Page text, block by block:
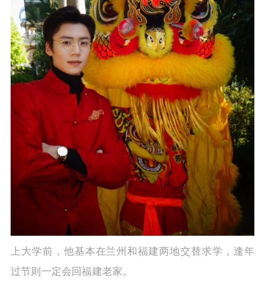
上大学前，他基本在兰州和福建两地交替求学，逢年
过节则一定会回福建老家。